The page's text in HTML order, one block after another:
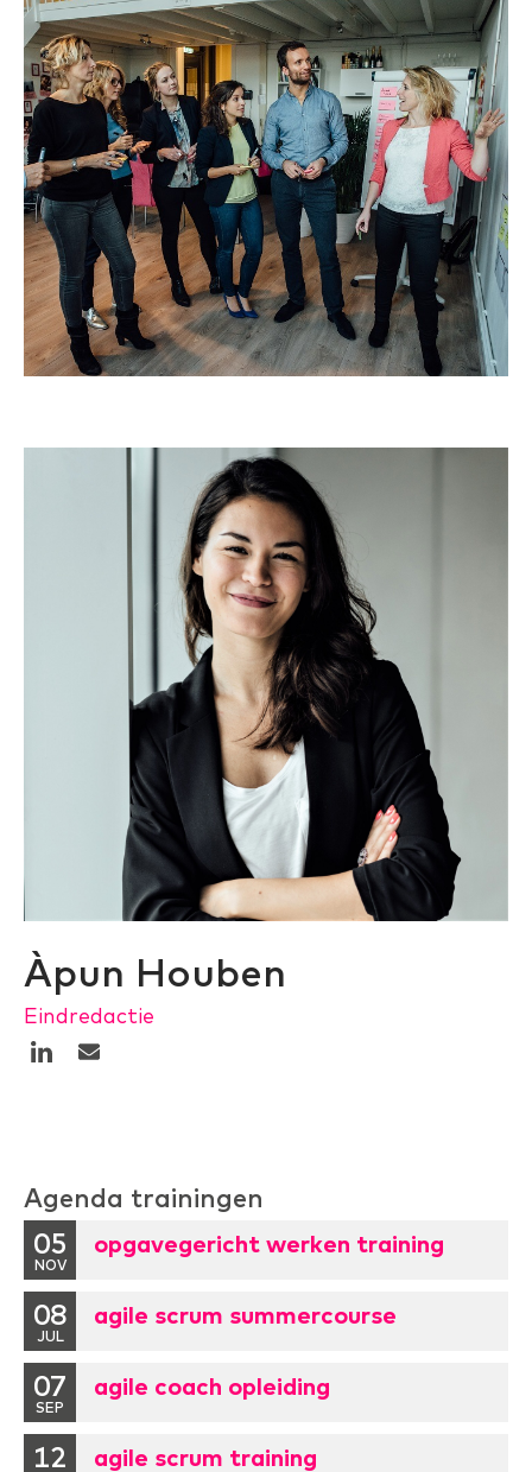
Àpun Houben
Eindredactie
Agenda trainingen
05
NOV
opgavegericht werken training
08
JUL
agile scrum summercourse
07
SEP
agile coach opleiding
12 agile scrum training